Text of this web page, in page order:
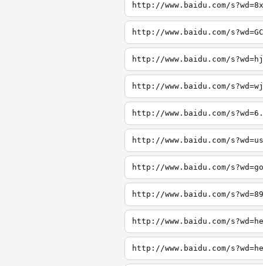
http://www.baidu.com/
http://www.baidu.com/
http://www.baidu.com/
http://www.baidu.com/
http://www.baidu.com/
http://www.baidu.com/
http://www.baidu.com/
http://www.baidu.com/
http://www.baidu.com/
http://www.baidu.com/